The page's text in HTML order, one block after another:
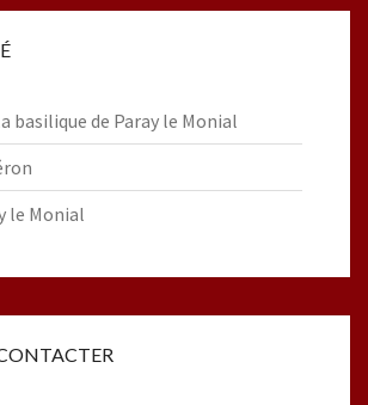
basilique de Paray le Monial
le Monial